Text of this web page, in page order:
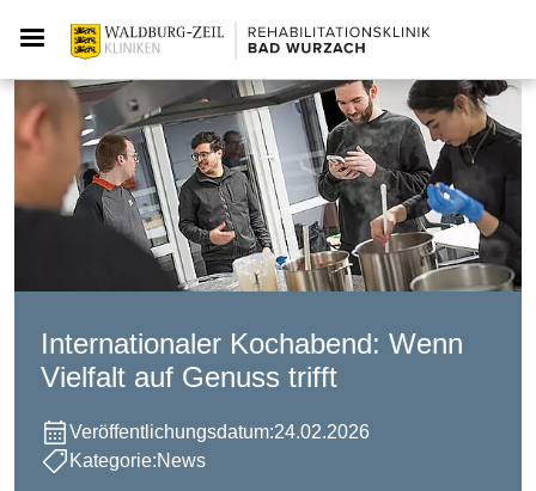
Internationaler Kochabend: Wenn
Vielfalt auf Genuss trifft
Veröffentlichungsdatum:24.02.2026
Kategorie:News